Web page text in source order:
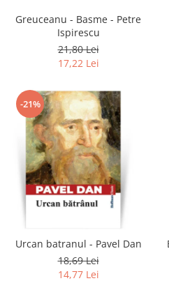
Greuceanu - Basme - Petre
Ispirescu
21,80 Lei
17,22 Lei
-21%
Urcan batranul - Pavel Dan
18,69 Lei
14,77 Lei